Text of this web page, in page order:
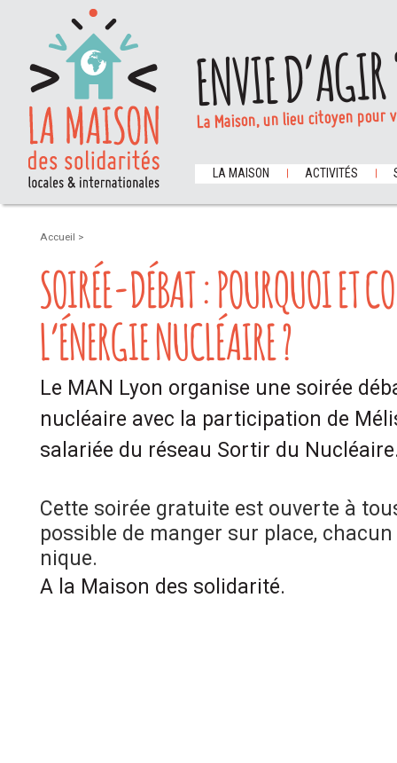
ENVIE
La Maison, un lieu citoyen
LA MAISON ACTIVITÉS
Accueil >
SOIRÉE-DÉBAT : POURQUOI ET
L’ÉNERGIE NUCLÉAIRE ?
Le MAN Lyon organise une soirée
nucléaire avec la participation de
salariée du réseau Sortir du
Cette soirée gratuite est ouverte à
possible de manger sur place,
nique.
A la Maison des solidarité.